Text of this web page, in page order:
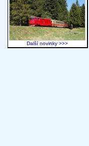
Další novinky >>>